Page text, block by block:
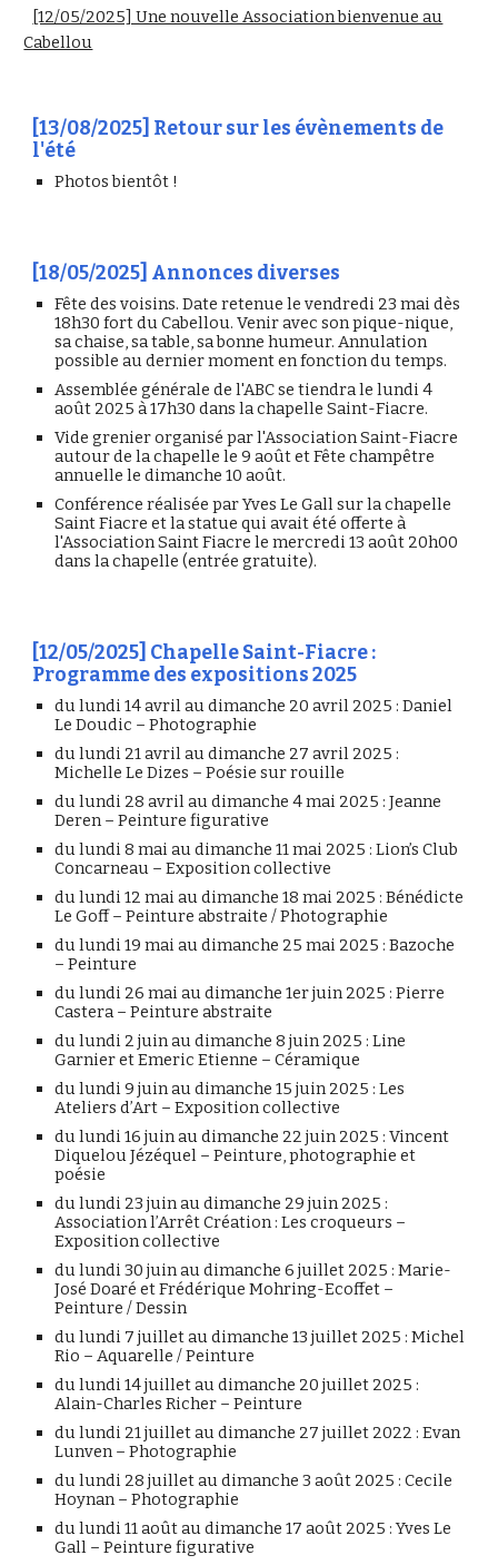
[12/05/2025] Une nouvelle Association bienvenue au
Cabellou
[13/08/2025] Retour sur les évènements de
l'été
Photos bientôt !
[18/05/2025] Annonces diverses
Fête des voisins. Date retenue le vendredi 23 mai dès
18h30 fort du Cabellou. Venir avec son pique-nique,
sa chaise, sa table, sa bonne humeur. Annulation
possible au dernier moment en fonction du temps.
Assemblée générale de l'ABC se tiendra le lundi 4
août 2025 à 17h30 dans la chapelle Saint-Fiacre.
Vide grenier organisé par l'Association Saint-Fiacre
autour de la chapelle le 9 août et Fête champêtre
annuelle le dimanche 10 août.
Conférence réalisée par Yves Le Gall sur la chapelle
Saint Fiacre et la statue qui avait été offerte à
l'Association Saint Fiacre le mercredi 13 août 20h00
dans la chapelle (entrée gratuite).
[12/05/2025] Chapelle Saint-Fiacre :
Programme des expositions 2025
du lundi 14 avril au dimanche 20 avril 2025 : Daniel
Le Doudic – Photographie
du lundi 21 avril au dimanche 27 avril 2025 :
Michelle Le Dizes – Poésie sur rouille
du lundi 28 avril au dimanche 4 mai 2025 : Jeanne
Deren – Peinture figurative
du lundi 8 mai au dimanche 11 mai 2025 : Lion’s Club
Concarneau – Exposition collective
du lundi 12 mai au dimanche 18 mai 2025 : Bénédicte
Le Goff – Peinture abstraite / Photographie
du lundi 19 mai au dimanche 25 mai 2025 : Bazoche
– Peinture
du lundi 26 mai au dimanche 1er juin 2025 : Pierre
Castera – Peinture abstraite
du lundi 2 juin au dimanche 8 juin 2025 : Line
Garnier et Emeric Etienne – Céramique
du lundi 9 juin au dimanche 15 juin 2025 : Les
Ateliers d’Art – Exposition collective
du lundi 16 juin au dimanche 22 juin 2025 : Vincent
Diquelou Jézéquel – Peinture, photographie et
poésie
du lundi 23 juin au dimanche 29 juin 2025 :
Association l’Arrêt Création : Les croqueurs –
Exposition collective
du lundi 30 juin au dimanche 6 juillet 2025 : Marie-
José Doaré et Frédérique Mohring-Ecoffet –
Peinture / Dessin
du lundi 7 juillet au dimanche 13 juillet 2025 : Michel
Rio – Aquarelle / Peinture
du lundi 14 juillet au dimanche 20 juillet 2025 :
Alain-Charles Richer – Peinture
du lundi 21 juillet au dimanche 27 juillet 2022 : Evan
Lunven – Photographie
du lundi 28 juillet au dimanche 3 août 2025 : Cecile
Hoynan – Photographie
du lundi 11 août au dimanche 17 août 2025 : Yves Le
Gall – Peinture figurative